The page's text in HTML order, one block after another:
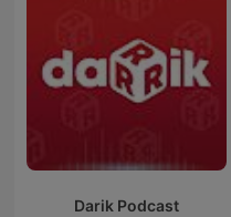
Darik Podcast